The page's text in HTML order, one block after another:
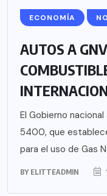
ECONOMÍA
AUTOS A
El Gobierno
5400, que
para el uso de Gas
BY ELITTEADMIN